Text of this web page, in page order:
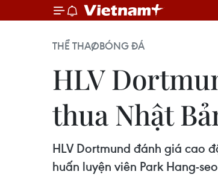
THỂ THAOBÓNG ĐÁ
HLV
thua Nhật
HLV Dortmund đánh giá cao
huấn luyện viên Park Hang-